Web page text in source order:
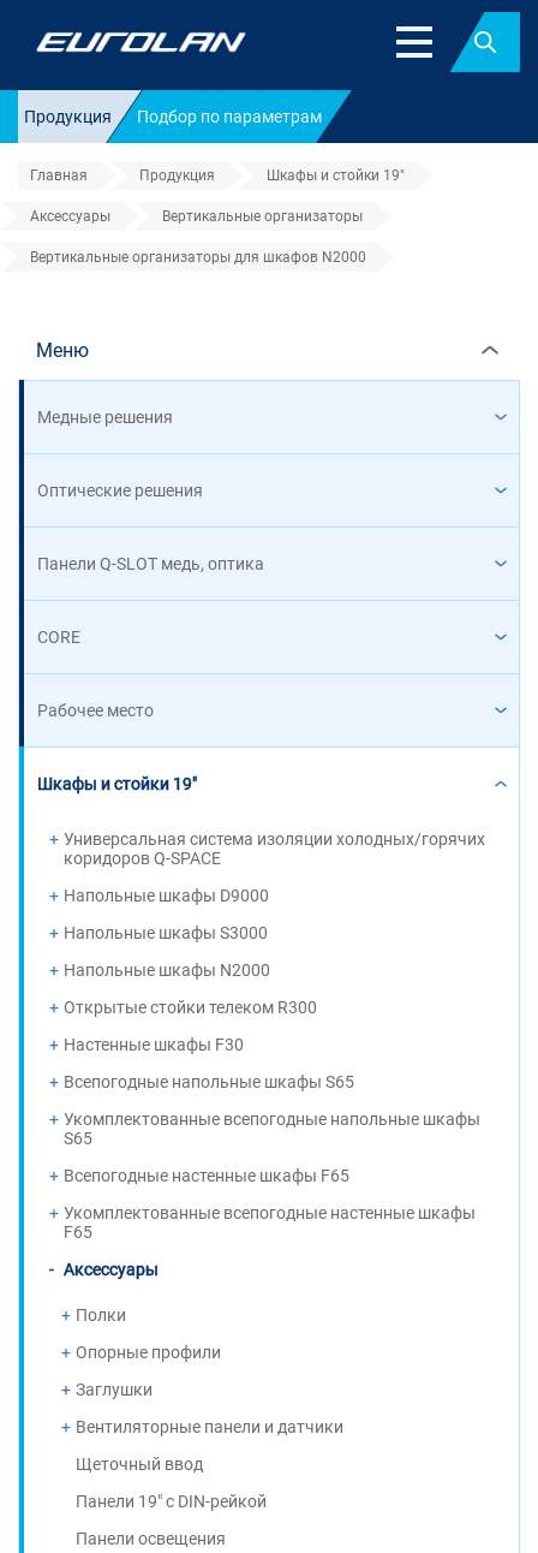
Найти
Продукция Подбор по параметрам
Главная Продукция Шкафы и стойки 19"
Аксессуары Вертикальные организаторы
Вертикальные организаторы для шкафов N2000
Вертикальные организаторы
Меню
Медные решения
Оптические решения
Панели Q-SLOT медь, оптика
CORE
Рабочее место
Шкафы и стойки 19"
Универсальная система изоляции холодных/горячих
коридоров Q-SPACE
Напольные шкафы D9000
Напольные шкафы S3000
Напольные шкафы N2000
Открытые стойки телеком R300
Настенные шкафы F30
Всепогодные напольные шкафы S65
Укомплектованные всепогодные напольные шкафы
S65
Всепогодные настенные шкафы F65
Укомплектованные всепогодные настенные шкафы
F65
Аксессуары
Полки
Опорные профили
Заглушки
Вентиляторные панели и датчики
Щеточный ввод
Панели 19" с DIN-рейкой
Панели освещения